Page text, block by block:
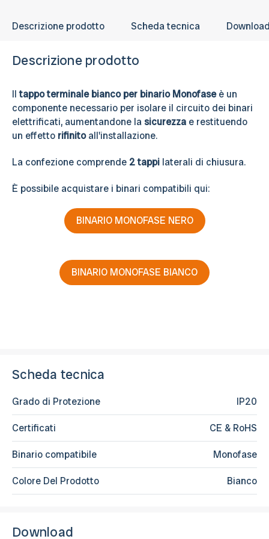
Descrizione prodotto Scheda tecnica
Scheda tecnica
Grado di Protezione IP20
Certificati CE & RoHS
Binario compatibile Monofase
Colore Del Prodotto Bianco
Download
Descrizione prodotto
Iltappo terminale bianco per binario Monofaseè un
componente necessario per isolare il circuito dei binari
elettrificati, aumentandone lasicurezza e restituendo
un effetto rifinitoall'installazione.
La confezione comprende 2 tappi laterali di chiusura.
È possibile acquistare i binari compatibili qui:
BINARIO MONOFASE NERO
BINARIO MONOFASE BIANCO